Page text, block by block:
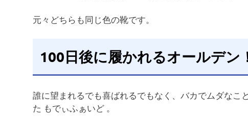
元々どちらも同じ色の靴です。
100日後に履かれるオールデン
誰に望まれるでも喜ばれるでもなく、バカでムダなこ
た もでぃふぁいど 。